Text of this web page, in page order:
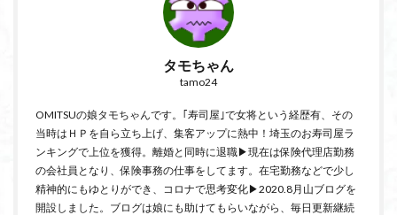
タモちゃん
tamo24
OMITSUの娘タモちゃんです。｢寿司屋｣で女将という経歴有、その
当時はＨＰを自ら立ち上げ、集客アップに熱中！埼玉のお寿司屋ラ
ンキングで上位を獲得。離婚と同時に退職▶現在は保険代理店勤務
の会社員となり、保険事務の仕事をしてます。在宅勤務などで少し
精神的にもゆとりができ、コロナで思考変化▶2020.8月山ブログを
開設しました。ブログは娘にも助けてもらいながら、毎日更新継続